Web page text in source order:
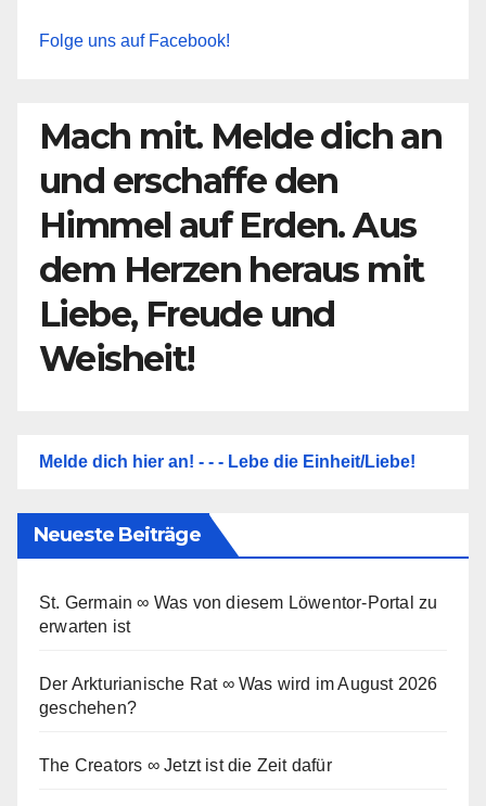
Folge uns auf Facebook!
Mach mit. Melde dich an
und erschaffe den
Himmel auf Erden. Aus
dem Herzen heraus mit
Liebe, Freude und
Weisheit!
Melde dich hier an! - - - Lebe die Einheit/Liebe!
Neueste Beiträge
St. Germain ∞ Was von diesem Löwentor-Portal zu
erwarten ist
Der Arkturianische Rat ∞ Was wird im August 2026
geschehen?
The Creators ∞ Jetzt ist die Zeit dafür